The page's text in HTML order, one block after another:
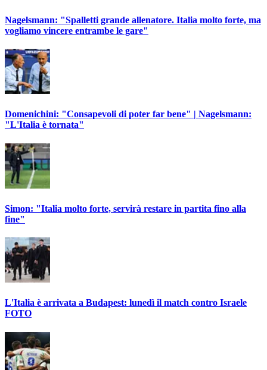
Nagelsmann: "Spalletti grande allenatore. Italia molto forte, ma
vogliamo vincere entrambe le gare"
Domenichini: "Consapevoli di poter far bene" | Nagelsmann:
"L'Italia è tornata"
Simon: "Italia molto forte, servirà restare in partita fino alla
fine"
L'Italia è arrivata a Budapest: lunedì il match contro Israele
FOTO